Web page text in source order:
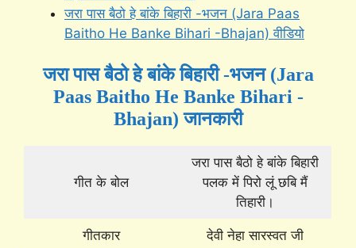
जरा पास बैठो हे बांके बिहारी -भजन (Jara Paas
Baitho He Banke Bihari -Bhajan) वीडियो
जरा पास बैठो हे बांके बिहारी -भजन (Jara
Paas Baitho He Banke Bihari -
Bhajan) जानकारी
गीत के बोल
जरा पास बैठो हे बांके बिहारी
पलक में पिरो लूं छबि मैं
तिहारी।
गीतकार देवी नेहा सारस्वत जी